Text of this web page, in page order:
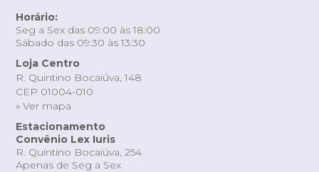
Horário:
Seg a Sex das 09:00 às 18:00
Sábado das 09:30 às 13:30
Loja Centro
R. Quintino Bocaiúva, 148
CEP 01004-010
» Ver mapa
Estacionamento
Convênio Lex Iuris
R. Quintino Bocaiúva, 254
Apenas de Seg a Sex